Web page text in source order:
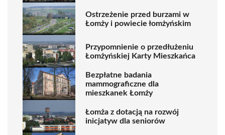
Ostrzeżenie przed burzami w
Łomży i powiecie łomżyńskim
Przypomnienie o przedłużeniu
Łomżyńskiej Karty Mieszkańca
Bezpłatne badania
mammograficzne dla
mieszkanek Łomży
Łomża z dotacją na rozwój
inicjatyw dla seniorów